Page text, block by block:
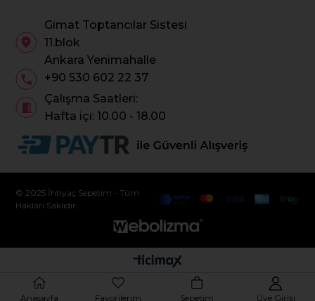
Gimat Toptancılar Sistesi
11.blok
Ankara Yenimahalle
+90 530 602 22 37
Çalışma Saatleri:
Hafta içi: 10.00 - 18.00
© 2025 İhtiyaç Sepetim - Tüm
Hakları Saklıdır.
Anasayfa Favorilerim Sepetim Üye Girişi